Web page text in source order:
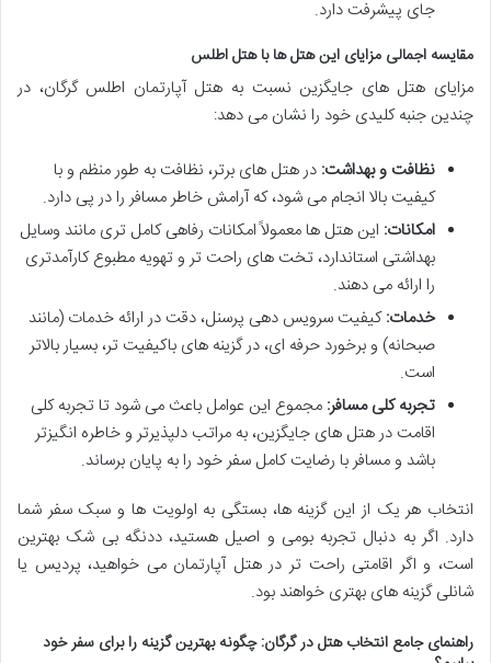
جای پیشرفت دارد.
مقایسه اجمالی مزایای این هتل ها با هتل اطلس
مزایای هتل های جایگزین نسبت به هتل آپارتمان اطلس گرگان، در
چندین جنبه کلیدی خود را نشان می دهد:
نظافت و بهداشت: در هتل های برتر، نظافت به طور منظم و با
کیفیت بالا انجام می شود، که آرامش خاطر مسافر را در پی دارد.
امکانات: این هتل ها معمولاً امکانات رفاهی کامل تری مانند وسایل
بهداشتی استاندارد، تخت های راحت تر و تهویه مطبوع کارآمدتری
را ارائه می دهند.
خدمات:کیفیت سرویس دهی پرسنل، دقت در ارائه خدمات (مانند
صبحانه) و برخورد حرفه ای، در گزینه های باکیفیت تر، بسیار بالاتر
است.
تجربه کلی مسافر: مجموع این عوامل باعث می شود تا تجربه کلی
اقامت در هتل های جایگزین، به مراتب دلپذیرتر و خاطره انگیزتر
باشد و مسافر با رضایت کامل سفر خود را به پایان برساند.
انتخاب هر یک از این گزینه ها، بستگی به اولویت ها و سبک سفر شما
دارد. اگر به دنبال تجربه بومی و اصیل هستید، ددنگه بی شک بهترین
است، و اگر اقامتی راحت تر در هتل آپارتمان می خواهید، پردیس یا
شانلی گزینه های بهتری خواهند بود.
راهنمای جامع انتخاب هتل در گرگان: چگونه بهترین گزینه را برای سفر خود